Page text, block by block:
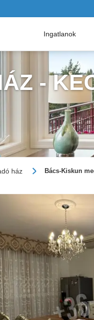
Ingatlanok
-
ház Bács-Kiskun